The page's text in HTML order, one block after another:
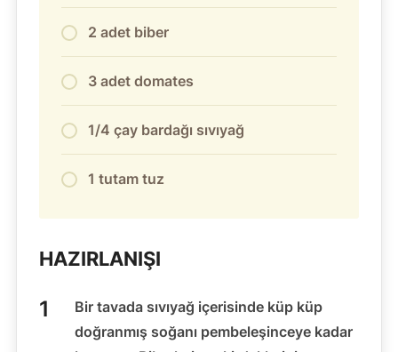
2 adet biber
3 adet domates
1/4 çay bardağı sıvıyağ
1 tutam tuz
HAZIRLANIŞI
Bir tavada sıvıyağ içerisinde küp küp
doğranmış soğanı pembeleşinceye kadar